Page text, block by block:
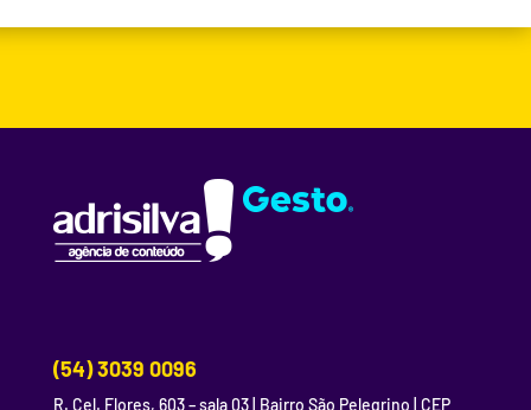
(54) 3039 0096
R. Cel. Flores, 603 – sala 03 | Bairro São Pelegrino | CEP